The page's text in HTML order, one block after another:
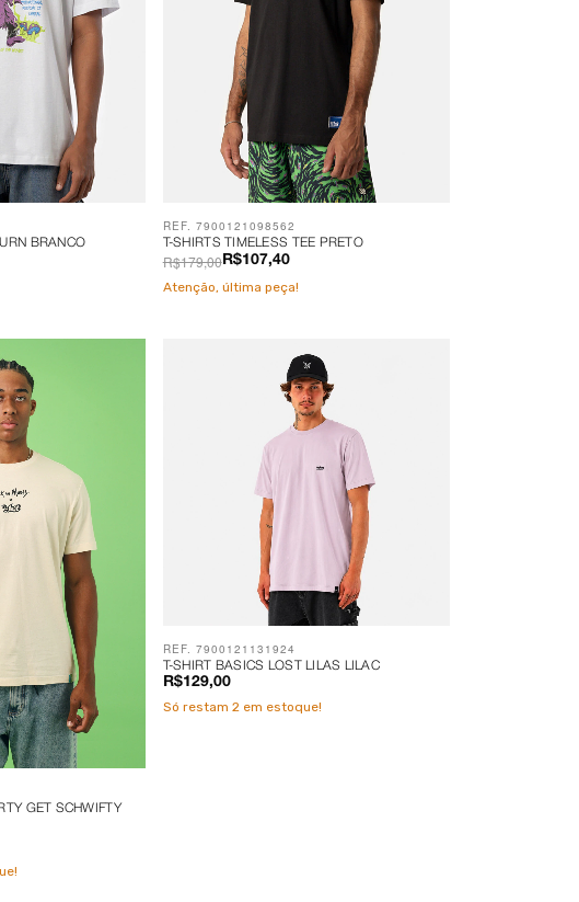
BRANCO T-SHIRTS TIMELESS TEE PRETO
R$107,40
R$179,00
REF. 7900121098562
Atenção, última peça!
GET SCHWIFTY
T-SHIRT BASICS LOST LILAS LILAC
R$129,00
REF. 7900121131924
Só restam 2em estoque!